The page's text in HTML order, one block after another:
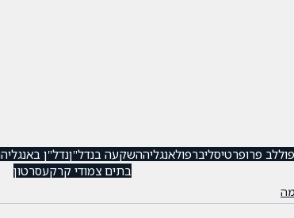
לב פרופרטיסליברפולאנגליההשקעה בנדל"ןנדל"ן באנגליה
בתים צמודי קרקעסרטון